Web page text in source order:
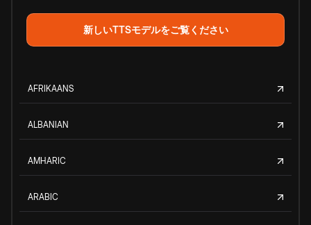
新しいTTSモデルをご覧ください
AFRIKAANS
ALBANIAN
AMHARIC
ARABIC